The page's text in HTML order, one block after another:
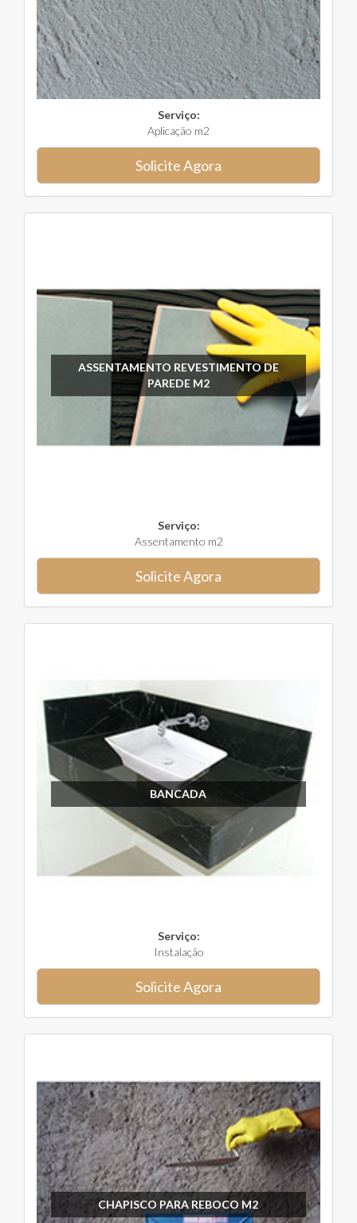
Serviço:
Aplicação m2
Solicite Agora
ASSENTAMENTO REVESTIMENTO DE
PAREDE M2
Serviço:
Assentamento m2
Solicite Agora
BANCADA
Serviço:
Instalação
Solicite Agora
CHAPISCO PARA REBOCO M2